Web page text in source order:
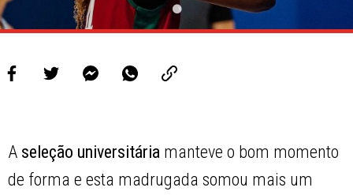
A seleção universitária manteve o bom momento
de forma e esta madrugada somou mais um